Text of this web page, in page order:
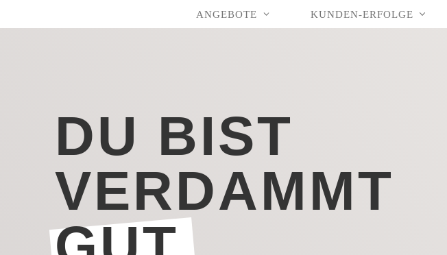
ANGEBOTE KUNDEN-ERFOLGE
DU BIST
VERDAMMT